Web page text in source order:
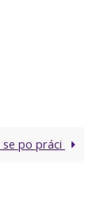
se po práci